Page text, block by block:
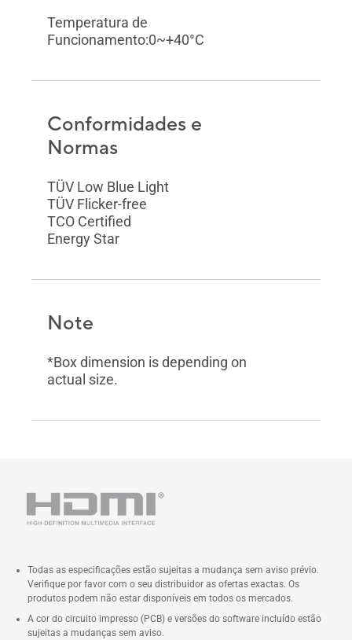
Temperatura de
Funcionamento:0~+40°C
Conformidades e
Normas
TÜV Low Blue Light
TÜV Flicker-free
TCO Certified
Energy Star
Note
*Box dimension is depending on
actual size.
Todas as especificações estão sujeitas a mudança sem aviso prévio.
Verifique por favor com o seu distribuidor as ofertas exactas. Os
produtos podem não estar disponíveis em todos os mercados.
A cor do circuito impresso (PCB) e versões do software incluído estão
sujeitas a mudanças sem aviso.